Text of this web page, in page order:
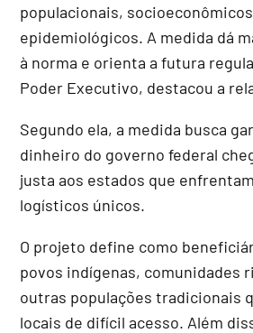
populacionais,
epidemiológicos. A medida dá
à norma e orienta a futura
Poder Executivo, destacou a
Segundo ela, a medida busca
dinheiro do governo federal
justa aos estados que
logísticos únicos.
O projeto define como
povos indígenas, comunidades
outras populações tradicionais
locais de difícil acesso. Além